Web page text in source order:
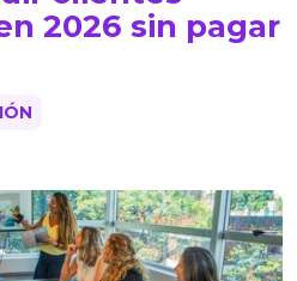
2026 sin pagar